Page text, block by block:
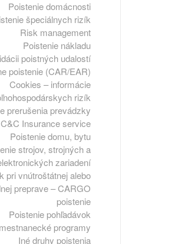
Poistenie domácnosti
špeciálnych rizík
Risk management
Poistenie nákladu
poistných udalostí
poistenie (CAR/EAR)
Cookies – informácie
rizík
prerušenia prevádzky
C&C Insurance service
Poistenie domu, bytu
strojov, strojných a
zariadení
pri vnútroštátnej alebo
preprave – CARGO
poistenie
Poistenie pohľadávok
programy
Iné druhy poistenia